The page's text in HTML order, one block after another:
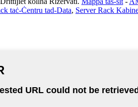
taċ-Ċentru tad-Data, Server Rack